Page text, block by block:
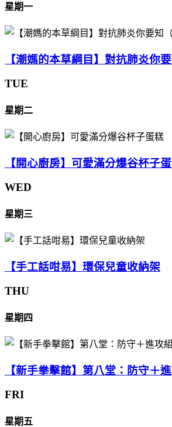
星期一
【潮媽的本草綱目】對抗肺炎你
TUE
星期二
【開心廚房】可愛滿分爆谷杯子
WED
星期三
【手工話咁易】環保兒童收納架
THU
星期四
【新手拳擊館】第八堂：防守＋
FRI
星期五